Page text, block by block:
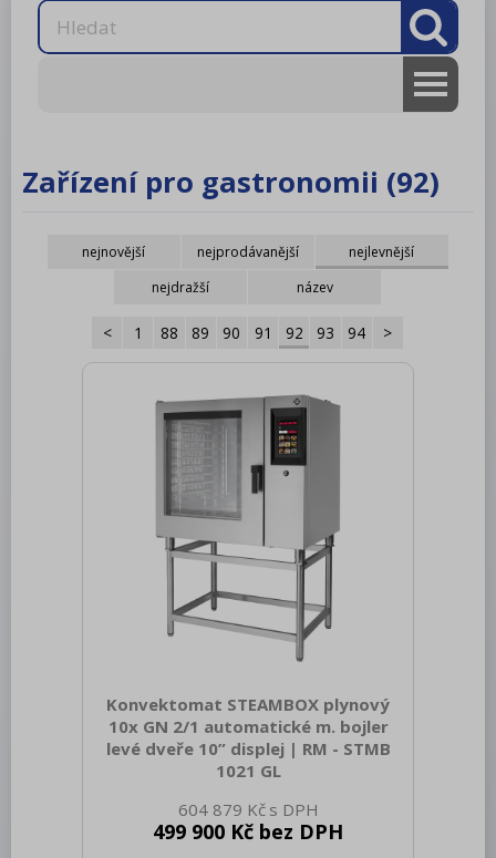
RM gastro
RM LOTUS 700
RM LOTUS 900
Roboty, příprava masa a zeleniny
Konvektomaty
Mycí program
Regálový systém
Bufety, drop-in, vitríny, výdejní vany a
vodní lázně
Zařízení pro gastronomii (92)
nejnovější nejprodávanější
nejlevnější
nejdražší
název
< 1 88 89 90 91 92 93 94 >
Konvektomat STEAMBOX plynový
10x GN 2/1 automatické m. bojler
levé dveře 10” displej | RM - STMB
1021 GL
1150 Hloubka netto [mm]: 845 Výška
netto [mm]: 1115 Hmotnost netto [kg]:
604 879 Kč
499 900 Kč bez DPH